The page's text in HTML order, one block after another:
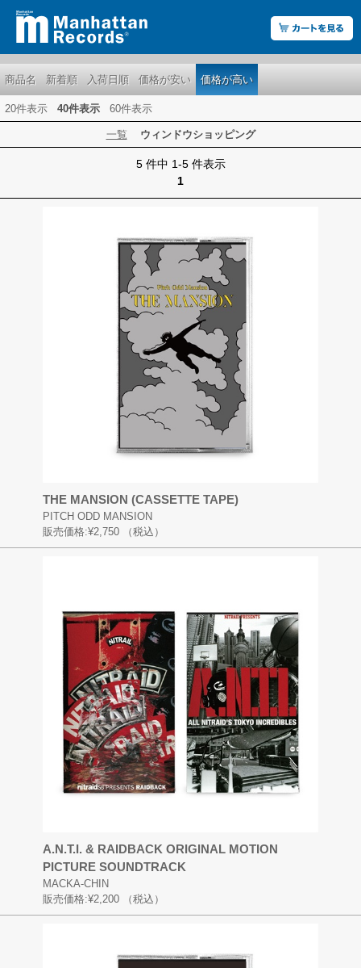
商品名 新着順 入荷日順 価格が安い 価格が高い
20件表示 40件表示 60件表示
一覧 ウィンドウショッピング
5 件中 1-5 件表示
1
THE MANSION (CASSETTE TAPE)
PITCH ODD MANSION
販売価格:¥2,750 （税込）
A.N.T.I. & RAIDBACK ORIGINAL MOTION
PICTURE SOUNDTRACK
MACKA-CHIN
販売価格:¥2,200 （税込）